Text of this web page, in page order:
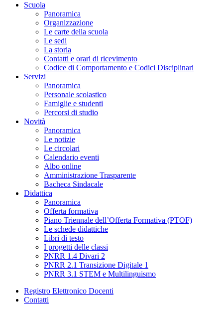
Scuola
Panoramica
Organizzazione
Le carte della scuola
Le sedi
La storia
Contatti e orari di ricevimento
Codice di Comportamento e Codici Disciplinari
Servizi
Panoramica
Personale scolastico
Famiglie e studenti
Percorsi di studio
Novità
Panoramica
Le notizie
Le circolari
Calendario eventi
Albo online
Amministrazione Trasparente
Bacheca Sindacale
Didattica
Panoramica
Offerta formativa
Piano Triennale dell’Offerta Formativa (PTOF)
Le schede didattiche
Libri di testo
I progetti delle classi
PNRR 1.4 Divari 2
PNRR 2.1 Transizione Digitale 1
PNRR 3.1 STEM e Multilinguismo
Registro Elettronico Docenti
Contatti